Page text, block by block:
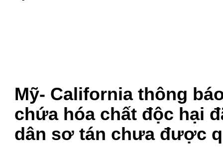
Mỹ- California thông
chứa hóa chất độc hại
dân sơ tán chưa được